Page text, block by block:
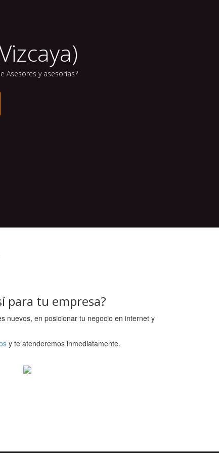
Asesores y asesorías?
para tu empresa?
nuevos, en posicionar tu negocio en internet y
y te atenderemos inmediatamente.